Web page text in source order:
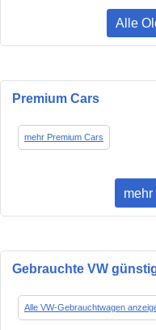
Alle
Premium Cars
mehr Premium Cars
Gebrauchte VW
Alle VW-Gebrauchtwagen